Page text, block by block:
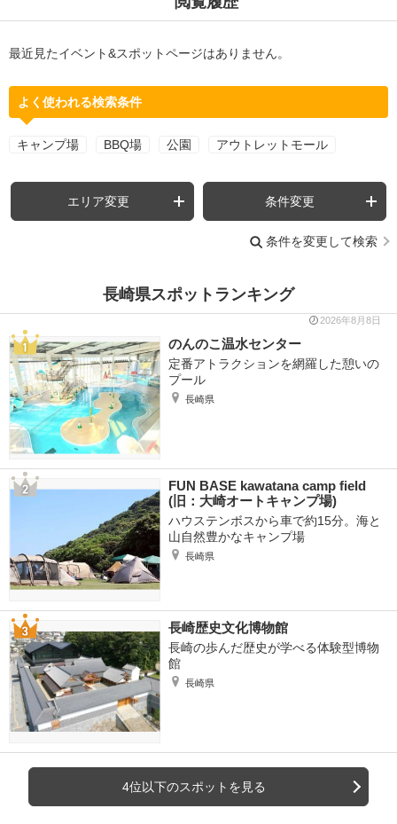
最近見たイベント&スポットページはありません。
よく使われる検索条件
キャンプ場 BBQ場 公園 アウトレットモール
エリア変更 条件変更
条件を変更して検索
長崎県スポットランキング
2026年8月8日
のんのこ温水センター
定番アトラクションを網羅した憩いの
プール
長崎県
FUN BASE kawatana camp field
(旧：大崎オートキャンプ場)
ハウステンボスから車で約15分。海と
山自然豊かなキャンプ場
長崎県
長崎歴史文化博物館
長崎の歩んだ歴史が学べる体験型博物
館
長崎県
4位以下のスポットを見る